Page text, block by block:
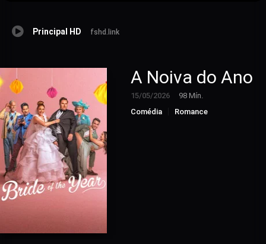
Principal HD fshd.link
A Noiva do Ano
15/05/2026
98 Mín.
Comédia
Romance